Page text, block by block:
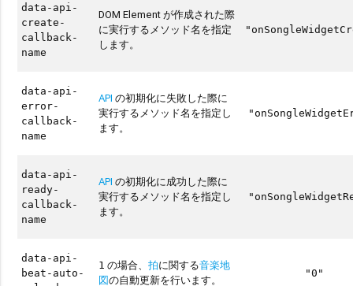
data-api-
create-
callback-
name
DOM Element が作成された際
に実行するメソッド名を指定
します。
data-api-
error-
callback-
name
API の初期化に失敗した際に
実行するメソッド名を指定し
ます。
data-api-
ready-
callback-
name
API の初期化に成功した際に
実行するメソッド名を指定し
ます。
data-api-
beat-auto-
1 の場合、拍に関する音楽地
図の自動更新を行います。
"0"